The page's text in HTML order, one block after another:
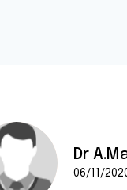
Dr
06/11/